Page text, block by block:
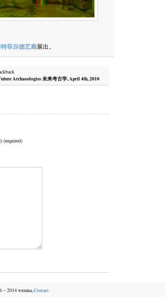
菲尔德艺廊展出。
Archaeologies 未来考古学, April 4th, 2010
(required)
2014 wnmna,.Contact